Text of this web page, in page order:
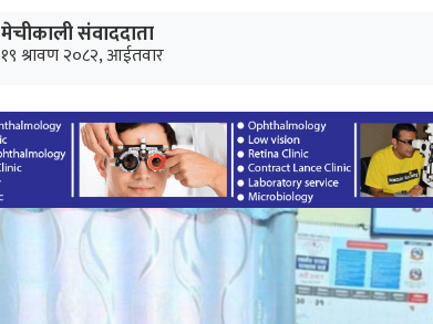
मेचीकाली संवाददाता
१९ श्रावण २०८२, आईतवार